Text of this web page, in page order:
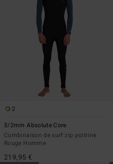
2
3/2mm Absolute Core
Combinaison de surf zip poitrine
Rouge Homme
219,95 €